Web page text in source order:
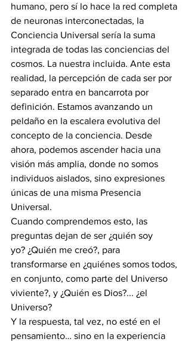
humano, pero sí lo hace la red completa
de neuronas interconectadas, la
Conciencia Universal sería la suma
integrada de todas las conciencias del
cosmos. La nuestra incluida. Ante esta
realidad, la percepción de cada ser por
separado entra en bancarrota por
definición. Estamos avanzando un
peldaño en la escalera evolutiva del
concepto de la conciencia. Desde
ahora, podemos ascender hacia una
visión más amplia, donde no somos
individuos aislados, sino expresiones
únicas de una misma Presencia
Universal.
Cuando comprendemos esto, las
preguntas dejan de ser ¿quién soy
yo? ¿Quién me creó?, para
transformarse en ¿quiénes somos todos,
en conjunto, como parte del Universo
viviente?, y ¿Quién es Dios?... ¿el
Universo?
Y la respuesta, tal vez, no esté en el
pensamiento… sino en la experiencia